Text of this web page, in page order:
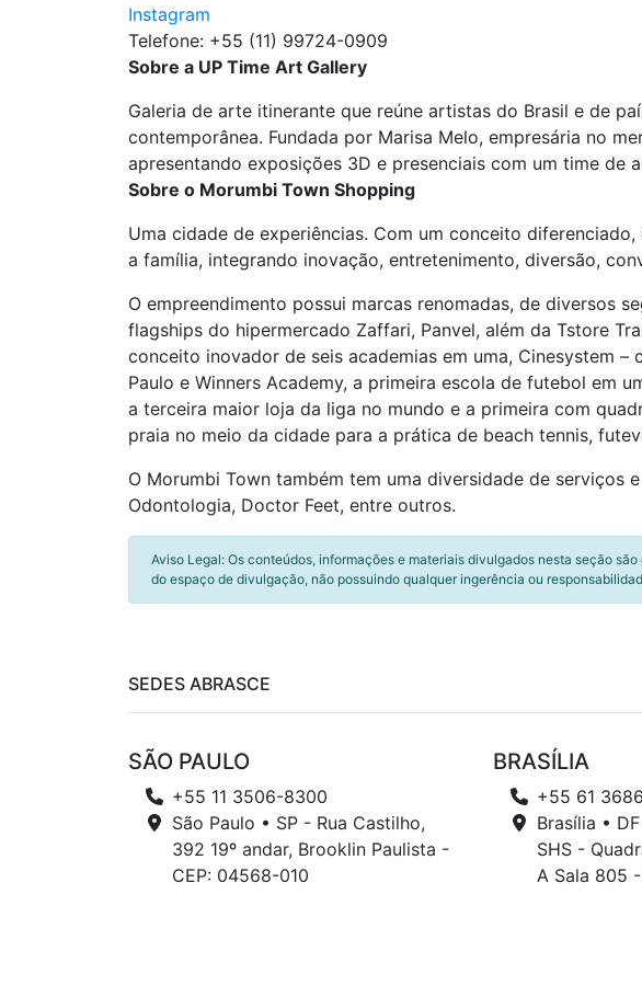
Instagram
Telefone: +55 (11) 99724-0909
Sobre a UP Time Art Gallery
Galeria de arte itinerante que reúne artistas do Brasil e de
contemporânea. Fundada por Marisa Melo, empresária no
apresentando exposições 3D e presenciais com um time de
Sobre o Morumbi Town Shopping
Uma cidade de experiências. Com um conceito
a família, integrando inovação, entretenimento, diversão,
O empreendimento possui marcas renomadas, de diversos
flagships do hipermercado Zaffari, Panvel, além da Tstore
conceito inovador de seis academias em uma, Cinesystem
Paulo e Winners Academy, a primeira escola de futebol em
a terceira maior loja da liga no mundo e a primeira com
praia no meio da cidade para a prática de beach tennis,
O Morumbi Town também tem uma diversidade de serviços
Odontologia, Doctor Feet, entre outros.
Aviso Legal: Os conteúdos, informações e materiais divulgados nesta seção
do espaço de divulgação, não possuindo qualquer ingerência ou
SEDES ABRASCE
SÃO PAULO
+55 11 3506-8300
São Paulo • SP - Rua Castilho,
392 19º andar, Brooklin Paulista -
CEP: 04568-010
BRASÍLIA
+55 61
Brasília •
SHS -
A Sala 805